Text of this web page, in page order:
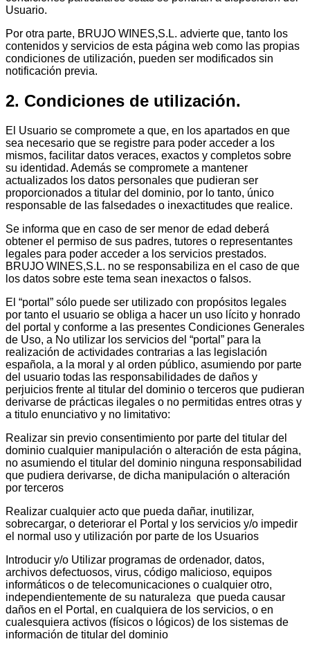
Usuario.
Por otra parte, BRUJO WINES,S.L. advierte que, tanto los
contenidos y servicios de esta página web como las propias
condiciones de utilización, pueden ser modificados sin
notificación previa.
2. Condiciones de utilización.
El Usuario se compromete a que, en los apartados en que
sea necesario que se registre para poder acceder a los
mismos, facilitar datos veraces, exactos y completos sobre
su identidad. Además se compromete a mantener
actualizados los datos personales que pudieran ser
proporcionados a titular del dominio, por lo tanto, único
responsable de las falsedades o inexactitudes que realice.
Se informa que en caso de ser menor de edad deberá
obtener el permiso de sus padres, tutores o representantes
legales para poder acceder a los servicios prestados.
BRUJO WINES,S.L. no se responsabiliza en el caso de que
los datos sobre este tema sean inexactos o falsos.
El “portal” sólo puede ser utilizado con propósitos legales
por tanto el usuario se obliga a hacer un uso lícito y honrado
del portal y conforme a las presentes Condiciones Generales
de Uso, a No utilizar los servicios del “portal” para la
realización de actividades contrarias a las legislación
española, a la moral y al orden público, asumiendo por parte
del usuario todas las responsabilidades de daños y
perjuicios frente al titular del dominio o terceros que pudieran
derivarse de prácticas ilegales o no permitidas entres otras y
a titulo enunciativo y no limitativo:
Realizar sin previo consentimiento por parte del titular del
dominio cualquier manipulación o alteración de esta página,
no asumiendo el titular del dominio ninguna responsabilidad
que pudiera derivarse, de dicha manipulación o alteración
por terceros
Realizar cualquier acto que pueda dañar, inutilizar,
sobrecargar, o deteriorar el Portal y los servicios y/o impedir
el normal uso y utilización por parte de los Usuarios
Introducir y/o Utilizar programas de ordenador, datos,
archivos defectuosos, virus, código malicioso, equipos
informáticos o de telecomunicaciones o cualquier otro,
independientemente de su naturaleza que pueda causar
daños en el Portal, en cualquiera de los servicios, o en
cualesquiera activos (físicos o lógicos) de los sistemas de
información de titular del dominio